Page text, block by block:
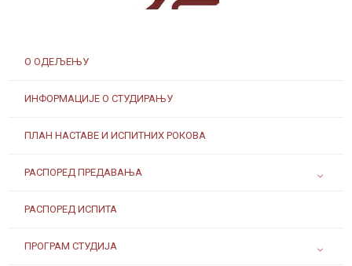
О ОДЕЉЕЊУ
ИНФОРМАЦИЈЕ О СТУДИРАЊУ
ПЛАН НАСТАВЕ И ИСПИТНИХ РОКОВА
РАСПОРЕД ПРЕДАВАЊА
РАСПОРЕД ИСПИТА
ПРОГРАМ СТУДИЈА
Наслеђе Андреја Митровића